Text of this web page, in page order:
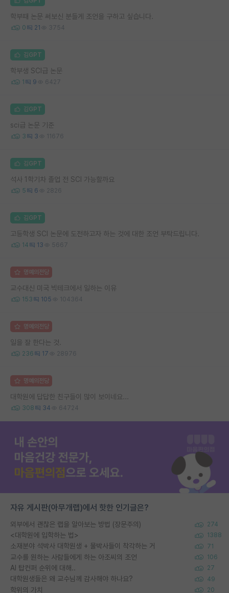
학부때 논문 써보신 분들게 조언을 구하고 싶습니다.
0 21 3754
김GPT
학부생 SCI급 논문
1 9 6427
김GPT
sci급 논문 기준
3 3 11676
김GPT
석사 1학기차 졸업 전 SCI 가능할까요
5 6 2826
김GPT
고등학생 SCI 논문에 도전하고자 하는 것에 대한 조언 부탁드립니다.
14 13 5667
명예의전당
교수대신 미국 빅테크에서 일하는 이유
153 105 104364
명예의전당
일을 잘 한다는 것.
236 17 28976
명예의전당
대학원에 답답한 친구들이 많이 보이네요...
308 34 64724
자유 게시판(아무개랩)에서 핫한 인기글은?
외부에서 괜찮은 랩을 알아보는 방법 (장문주의) 274
<대학원에 입학하는 법> 1388
소재분야 석박사 대학원생 + 물박사들이 착각하는 거 71
교수를 원하는 사람들에게 하는 아조씨의 조언 106
AI 탑컨퍼 순위에 대해.. 27
대학원생들은 왜 교수님께 감사해야 하나요? 49
학위의 가치 20